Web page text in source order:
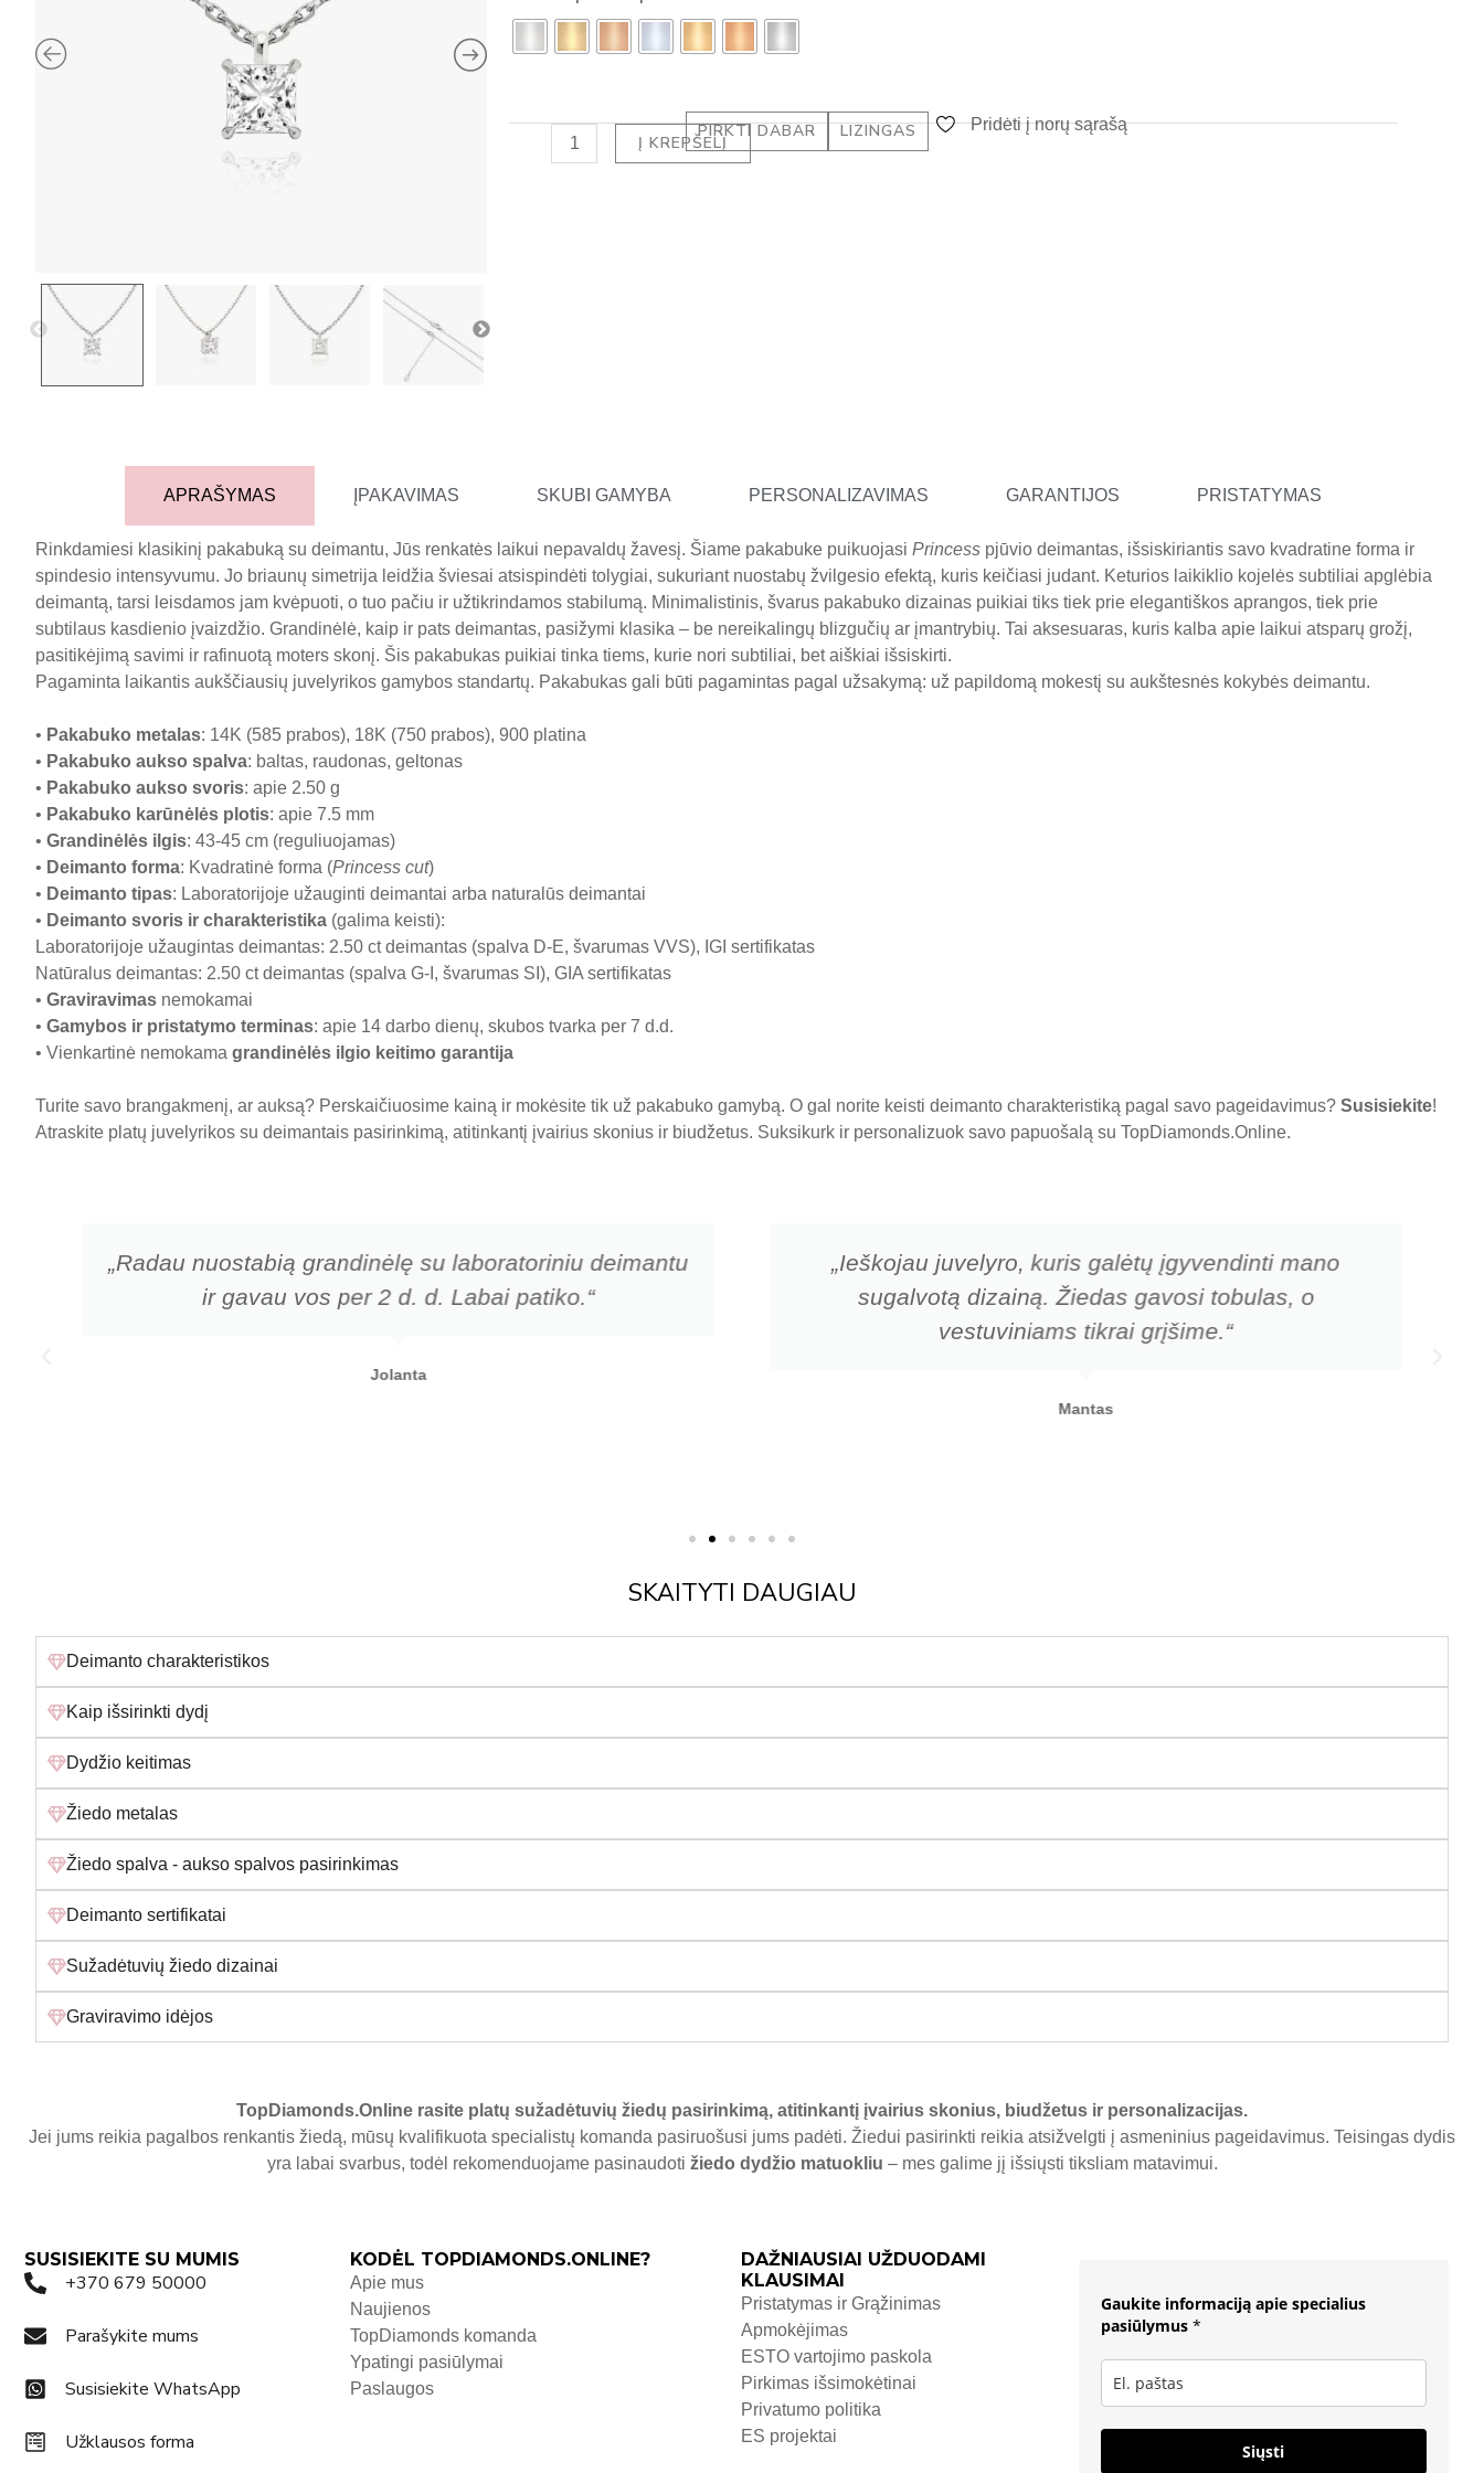
t
Į KREPŠELĮ
PIRKTI DABAR LIZINGAS Pridėti į norų sąrašą
APRAŠYMAS ĮPAKAVIMAS SKUBI GAMYBA PERSONALIZAVIMAS GARANTIJOS PRISTATYMAS
Rinkdamiesi klasikinį pakabuką su deimantu, Jūs renkatės laikui nepavaldų žavesį. Šiame pakabuke puikuojasi Princess pjūvio deimantas, išsiskiriantis savo kvadratine forma ir
spindesio intensyvumu. Jo briaunų simetrija leidžia šviesai atsispindėti tolygiai, sukuriant nuostabų žvilgesio efektą, kuris keičiasi judant. Keturios laikiklio kojelės subtiliai apglėbia
deimantą, tarsi leisdamos jam kvėpuoti, o tuo pačiu ir užtikrindamos stabilumą. Minimalistinis, švarus pakabuko dizainas puikiai tiks tiek prie elegantiškos aprangos, tiek prie
subtilaus kasdienio įvaizdžio. Grandinėlė, kaip ir pats deimantas, pasižymi klasika – be nereikalingų blizgučių ar įmantrybių. Tai aksesuaras, kuris kalba apie laikui atsparų grožį,
pasitikėjimą savimi ir rafinuotą moters skonį. Šis pakabukas puikiai tinka tiems, kurie nori subtiliai, bet aiškiai išsiskirti.
Pagaminta laikantis aukščiausių juvelyrikos gamybos standartų. Pakabukas gali būti pagamintas pagal užsakymą: už papildomą mokestį su aukštesnės kokybės deimantu.
• Pakabuko metalas: 14K (585 prabos), 18K (750 prabos), 900 platina
• Pakabuko aukso spalva: baltas, raudonas, geltonas
• Pakabuko aukso svoris: apie 2.50 g
• Pakabuko karūnėlės plotis: apie 7.5 mm
• Grandinėlės ilgis: 43-45 cm (reguliuojamas)
• Deimanto forma: Kvadratinė forma (Princess cut)
• Deimanto tipas: Laboratorijoje užauginti deimantai arba naturalūs deimantai
• Deimanto svoris ir charakteristika (galima keisti):
Laboratorijoje užaugintas deimantas: 2.50 ct deimantas (spalva D-E, švarumas VVS), IGI sertifikatas
Natūralus deimantas: 2.50 ct deimantas (spalva G-I, švarumas SI), GIA sertifikatas
• Graviravimas nemokamai
• Gamybos ir pristatymo terminas: apie 14 darbo dienų, skubos tvarka per 7 d.d.
• Vienkartinė nemokama grandinėlės ilgio keitimo garantija
Turite savo brangakmenį, ar auksą? Perskaičiuosime kainą ir mokėsite tik už pakabuko gamybą. O gal norite keisti deimanto charakteristiką pagal savo pageidavimus? Susisiekite!
Atraskite platų juvelyrikos su deimantais pasirinkimą, atitinkantį įvairius skonius ir biudžetus. Suksikurk ir personalizuok savo papuošalą su TopDiamonds.Online.
„Radau nuostabią grandinėlę su laboratoriniu deimantu
ir gavau vos per 2 d. d. Labai patiko.“
Jolanta
„Ieškojau juvelyro, kuris galėtų įgyvendinti mano
sugalvotą dizainą. Žiedas gavosi tobulas, o
vestuviniams tikrai grįšime.“
Mantas
SKAITYTI DAUGIAU
Deimanto charakteristikos
Kaip išsirinkti dydį
Dydžio keitimas
Žiedo metalas
Žiedo spalva - aukso spalvos pasirinkimas
Deimanto sertifikatai
Sužadėtuvių žiedo dizainai
Graviravimo idėjos
TopDiamonds.Online rasite platų sužadėtuvių žiedų pasirinkimą, atitinkantį įvairius skonius, biudžetus ir personalizacijas.
Jei jums reikia pagalbos renkantis žiedą, mūsų kvalifikuota specialistų komanda pasiruošusi jums padėti. Žiedui pasirinkti reikia atsižvelgti į asmeninius pageidavimus. Teisingas dydis
yra labai svarbus, todėl rekomenduojame pasinaudoti žiedo dydžio matuokliu – mes galime jį išsiųsti tiksliam matavimui.
SUSISIEKITE SU MUMIS
+370 679 50000
Parašykite mums
Susisiekite WhatsApp
Užklausos forma
KODĖL TOPDIAMONDS.ONLINE?
Apie mus
Naujienos
TopDiamonds komanda
Ypatingi pasiūlymai
Paslaugos
DAŽNIAUSIAI UŽDUODAMI
KLAUSIMAI
Pristatymas ir Grąžinimas
Apmokėjimas
ESTO vartojimo paskola
Pirkimas išsimokėtinai
Privatumo politika
ES projektai
Gaukite informaciją apie specialius
pasiūlymus *
Siųsti